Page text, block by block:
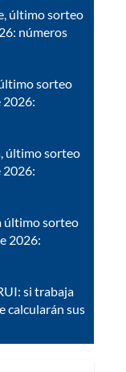
último sorteo
números
sorteo
2026:
último sorteo
2026:
último sorteo
2026:
si trabaja
calcularán sus